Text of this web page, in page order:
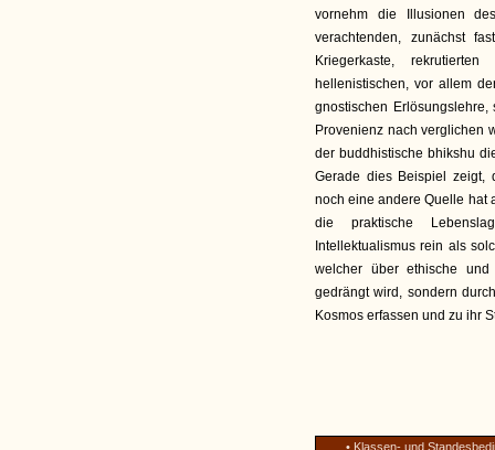
vornehm die Illusionen
verachtenden, zunächst
Kriegerkaste,
hellenistischen, vor allem
gnostischen
Provenienz nach verglichen
der buddhistische bhikshu
Gerade dies Beispiel zeigt,
noch eine andere Quelle hat
die praktische
Intellektualismus rein als
welcher über ethische
gedrängt wird, sondern
Kosmos erfassen und zu ihr
• Klassen- und